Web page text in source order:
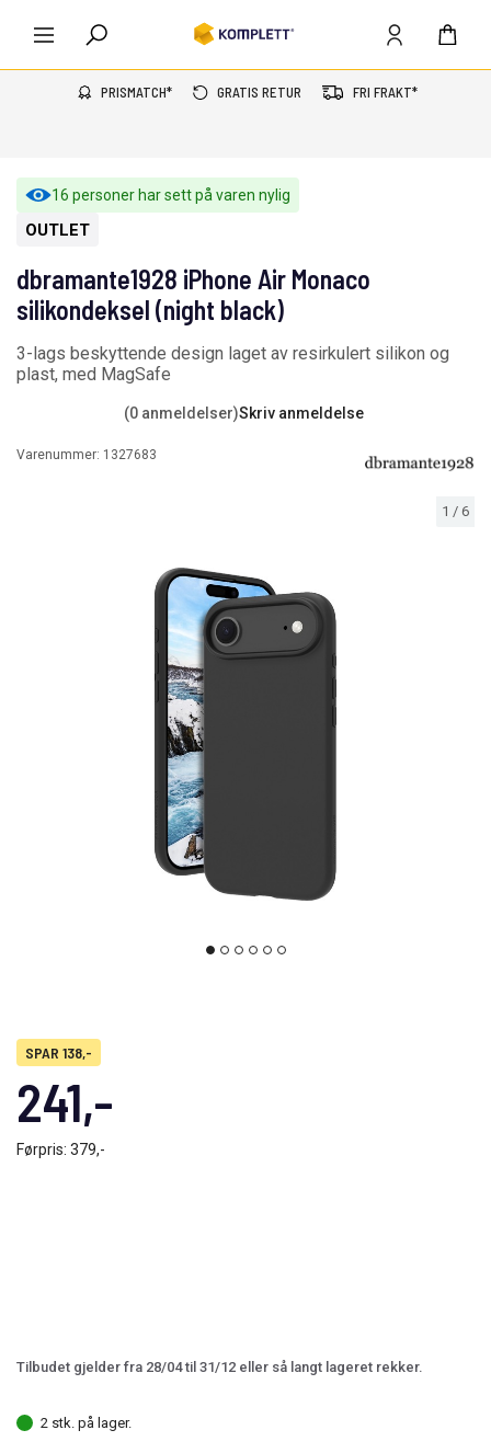
PRISMATCH* GRATIS RETUR FRI FRAKT*
16 personer har sett på varen nylig
1 / 6
OUTLET
dbramante1928 iPhone Air Monaco
silikondeksel (night black)
3-lags beskyttende design laget av resirkulert silikon og
plast, med MagSafe
(0 anmeldelser)Skriv anmeldelse
Varenummer: 1327683
SPAR 138,-
241,-
Førpris: 379,-
Tilbudet gjelder fra 28/04 til 31/12 eller så langt lageret rekker.
2 stk. på lager.